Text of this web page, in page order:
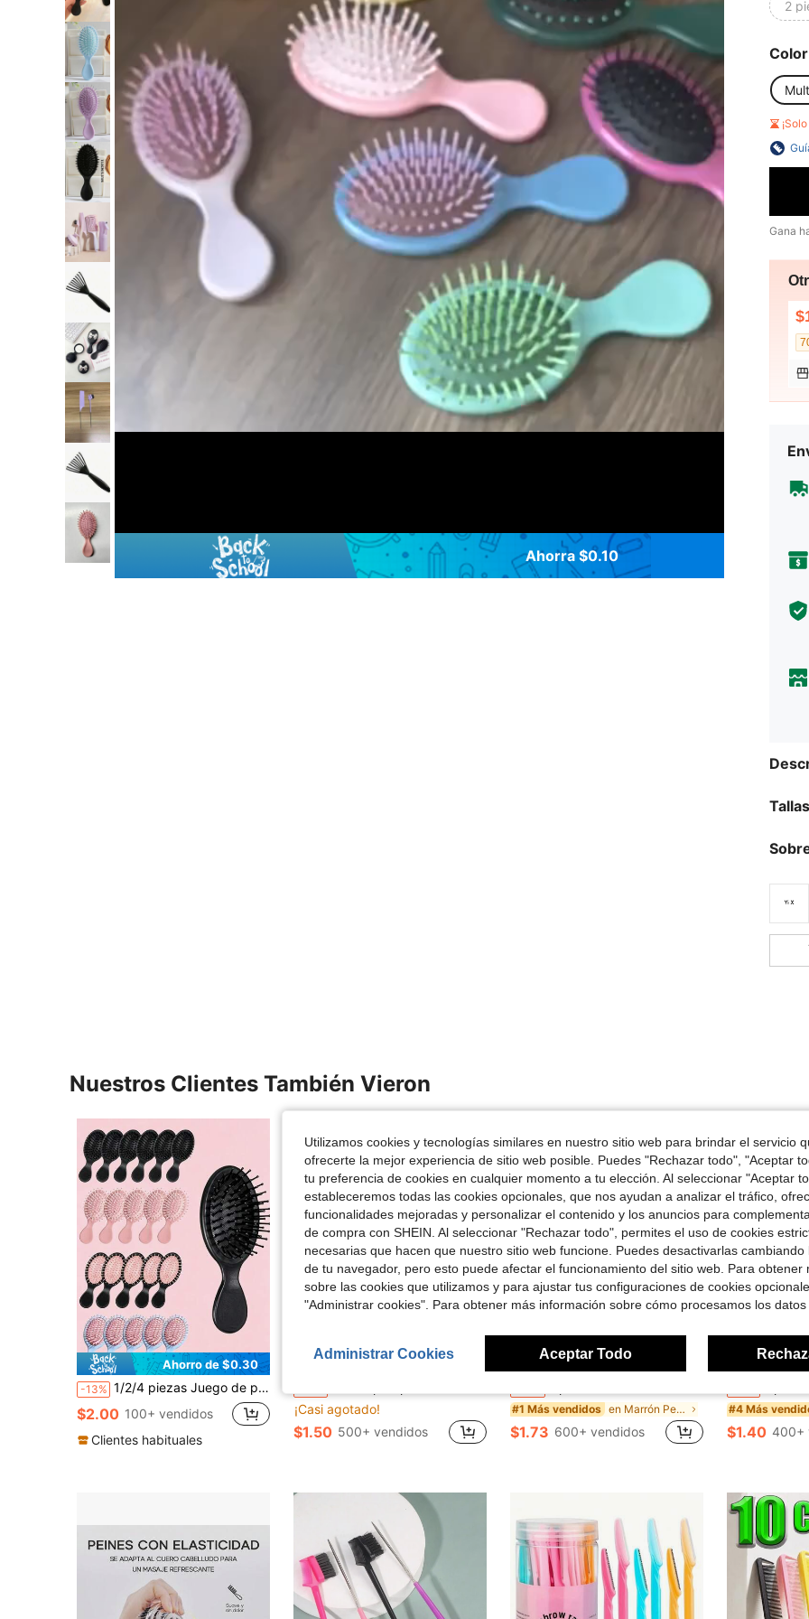
Ahorra $0.10
2
Color
Gana
Nuestros Clientes También Vieron
Ahorro de $0.30
-13% 1/2/4 piezas Juego de peines de cojín de aire portátil mejorado, peine lindo, estilo minimalista, cepillo para rizar el cabello seco, cepillo de champú, material de alta calidad, peine de mano, accesorio de belleza, artículo esencial de viaje, cepillo de cabello para mujeres
$2.00 100+ vendidos
Clientes habituales
¡Casi agotado!
$1.50 500+ vendidos
5
#1 Más vendidos en Marrón Peines
$1.73 600+ vendidos
#4 Más
$1.40 400+
Utilizamos cookies y tecnologías similares en nuestro sitio web para brindar el servicio
ofrecerte la mejor experiencia de sitio web posible. Puedes "Rechazar todo", "Aceptar
tu preferencia de cookies en cualquier momento a tu elección. Al seleccionar "Aceptar
estableceremos todas las cookies opcionales, que nos ayudan a analizar el tráfico,
funcionalidades mejoradas y personalizar el contenido y los anuncios para
de compra con SHEIN. Al seleccionar "Rechazar todo", permites el uso de cookies
necesarias que hacen que nuestro sitio web funcione. Puedes desactivarlas cambiando
de tu navegador, pero esto puede afectar el funcionamiento del sitio web. Para obtener
sobre las cookies que utilizamos y para ajustar tus configuraciones de cookies
"Administrar cookies". Para obtener más información sobre cómo procesamos los datos
Administrar Cookies Aceptar Todo